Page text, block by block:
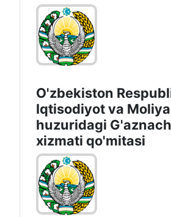
O'zbekiston
Iqtisodiyot vа
huzuridagi
xizmati qo'mitasi